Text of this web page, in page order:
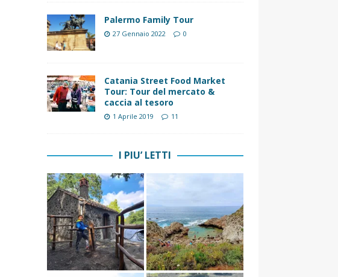
Palermo Family Tour
27 Gennaio 2022 0
Catania Street Food Market
Tour: Tour del mercato &
caccia al tesoro
1 Aprile 2019 11
I PIU’ LETTI